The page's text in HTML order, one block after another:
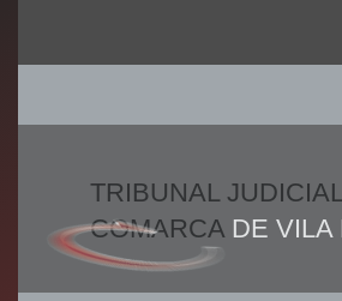
TRIBUNAL
COMARCADE VILA